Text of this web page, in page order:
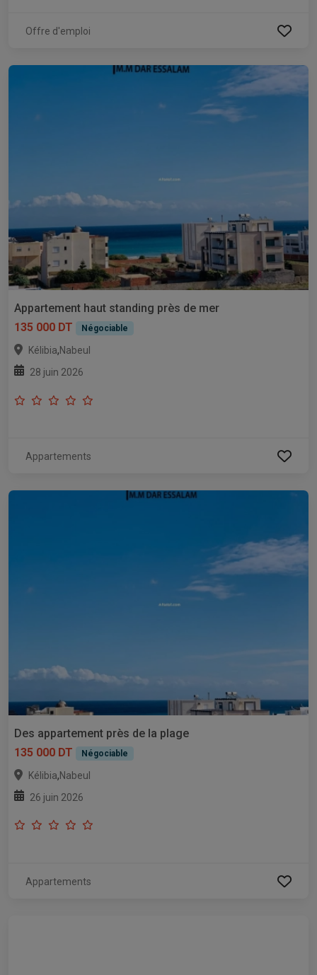
Offre d'emploi
Appartement haut standing près de mer
135 000 DT
Négociable
Kélibia,Nabeul
28 juin 2026
Appartements
Des appartement près de la plage
135 000 DT
Négociable
Kélibia,Nabeul
26 juin 2026
Appartements